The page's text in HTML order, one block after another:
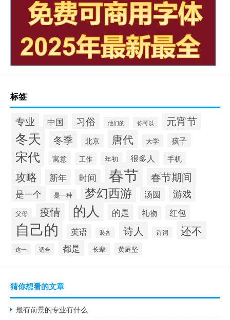
标签
专业 中国 习俗 他们的 你可以 元宵节
冬天 冬季 北京 唐代 大学 孩子
宋代 寓意 工作 年初 很多人 手机
攻略 新年 时间 春节 春节期间
是一个 是一种 梦幻西游 汤圆 游戏
父母 疫情 的人 的是 礼物 红包
自己的 英语 装备 诗人 诗词 还不
这一 适合 都是 长辈 黄庭坚
猜你想看的文章
最有前景的专业有什么